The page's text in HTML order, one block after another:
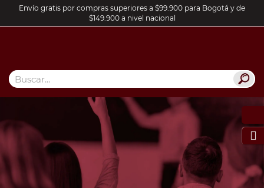
Envío gratis por compras superiores a $99.900 para Bogotá y de
$149.900 a nivel nacional
